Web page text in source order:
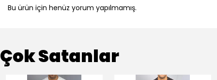
Bu ürün için henüz yorum yapılmamış.
Çok Satanlar